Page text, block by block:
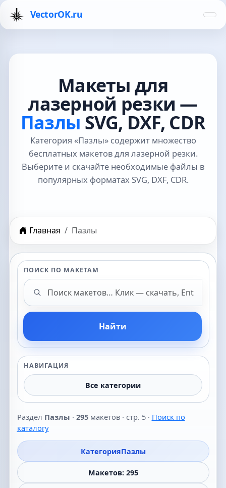
VectorOK.ru
Макеты для
лазерной резки —
Пазлы SVG, DXF, CDR
Категория «Пазлы» содержит множество
бесплатных макетов для лазерной резки.
Выберите и скачайте необходимые файлы в
популярных форматах SVG, DXF, CDR.
Главная Пазлы
ПОИСК ПО МАКЕТАМ
Поиск макетов
Найти
НАВИГАЦИЯ
Все категории
Раздел Пазлы · 295макетов · стр. 5 · Поиск по
каталогу
КатегорияПазлы
Макетов: 295